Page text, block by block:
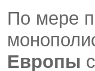
По мере
Европы